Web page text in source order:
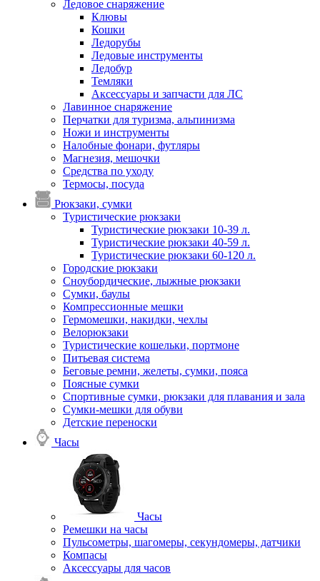
Ледовое снаряжение
Клювы
Кошки
Ледорубы
Ледовые инструменты
Ледобур
Темляки
Аксессуары и запчасти для ЛС
Лавинное снаряжение
Перчатки для туризма, альпинизма
Ножи и инструменты
Налобные фонари, футляры
Магнезия, мешочки
Средства по уходу
Термосы, посуда
Рюкзаки, сумки
Туристические рюкзаки
Туристические рюкзаки 10-39 л.
Туристические рюкзаки 40-59 л.
Туристические рюкзаки 60-120 л.
Городские рюкзаки
Сноубордические, лыжные рюкзаки
Сумки, баулы
Компрессионные мешки
Гермомешки, накидки, чехлы
Велорюкзаки
Туристические кошельки, портмоне
Питьевая система
Беговые ремни, желеты, сумки, пояса
Поясные сумки
Спортивные сумки, рюкзаки для плавания и зала
Сумки-мешки для обуви
Детские переноски
Часы
Часы
Ремешки на часы
Пульсометры, шагомеры, секундомеры, датчики
Компасы
Аксессуары для часов